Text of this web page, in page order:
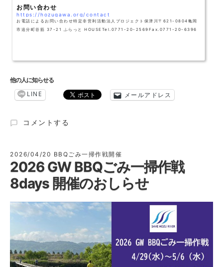
お問い合わせ
https://hozugawa.org/contact
お電話によるお問い合わせ特定非営利活動法人プロジェクト保津川〒621-0804亀岡
市追分町谷筋 37-21 ふらっと HOUSETel.0771-20-2569Fax.0771-20-6396
他の人に知らせる
LINE メールアドレス
2026.5.17(日)
回
保
津
川
リ
ー
作
の
コメントする
2026/04/20 BBQごみ一掃作戦開催
2026 GW BBQごみ一掃作戦
8days 開催のおしらせ